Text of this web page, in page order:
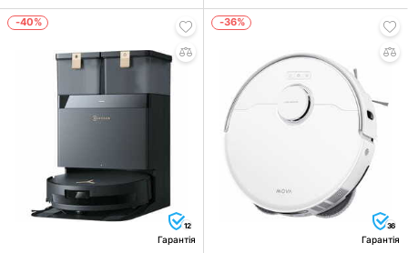
-40%
12
Гарантія
-36%
36
Гарантія